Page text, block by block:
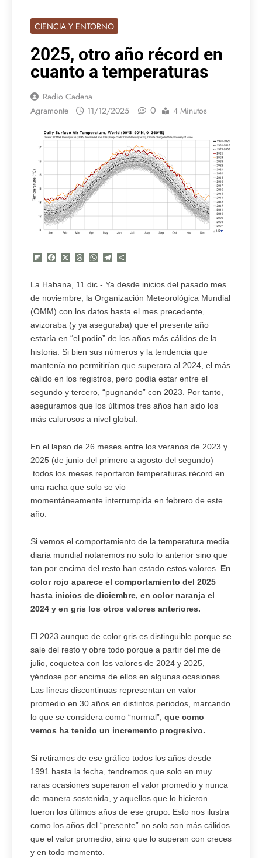
CIENCIA Y ENTORNO
2025, otro año récord en
cuanto a temperaturas
Radio Cadena
Agramonte
11/12/2025 0 4 Minutos
Flipboard
Facebook
X Threads
WhatsApp
Telegram
La Habana, 11 dic.- Ya desde inicios del pasado mes
de noviembre, la Organización Meteorológica Mundial
(OMM) con los datos hasta el mes precedente,
avizoraba (y ya aseguraba) que el presente año
estaría en “el podio” de los años más cálidos de la
historia. Si bien sus números y la tendencia que
mantenía no permitirían que superara al 2024, el más
cálido en los registros, pero podía estar entre el
segundo y tercero, “pugnando” con 2023. Por tanto,
aseguramos que los últimos tres años han sido los
más calurosos a nivel global.
En el lapso de 26 meses entre los veranos de 2023 y
2025 (de junio del primero a agosto del segundo)
todos los meses reportaron temperaturas récord en
una racha que solo se vio
momentáneamente interrumpida en febrero de este
año.
Si vemos el comportamiento de la temperatura media
diaria mundial notaremos no solo lo anterior sino que
tan por encima del resto han estado estos valores. En
color rojo aparece el comportamiento del 2025
hasta inicios de diciembre, en color naranja el
2024 y en gris los otros valores anteriores.
El 2023 aunque de color gris es distinguible porque se
sale del resto y obre todo porque a partir del me de
julio, coquetea con los valores de 2024 y 2025,
yéndose por encima de ellos en algunas ocasiones.
Las líneas discontinuas representan en valor
promedio en 30 años en distintos periodos, marcando
lo que se considera como “normal”, que como
vemos ha tenido un incremento progresivo.
Si retiramos de ese gráfico todos los años desde
1991 hasta la fecha, tendremos que solo en muy
raras ocasiones superaron el valor promedio y nunca
de manera sostenida, y aquellos que lo hicieron
fueron los últimos años de ese grupo. Esto nos ilustra
como los años del “presente” no solo son más cálidos
que el valor promedio, sino que lo superan con creces
y en todo momento.